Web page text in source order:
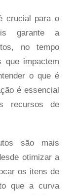
crucial para o
garante a
no tempo
que impactem
o que é
é essencial
recursos de
são mais
otimizar a
os itens de
que a curva